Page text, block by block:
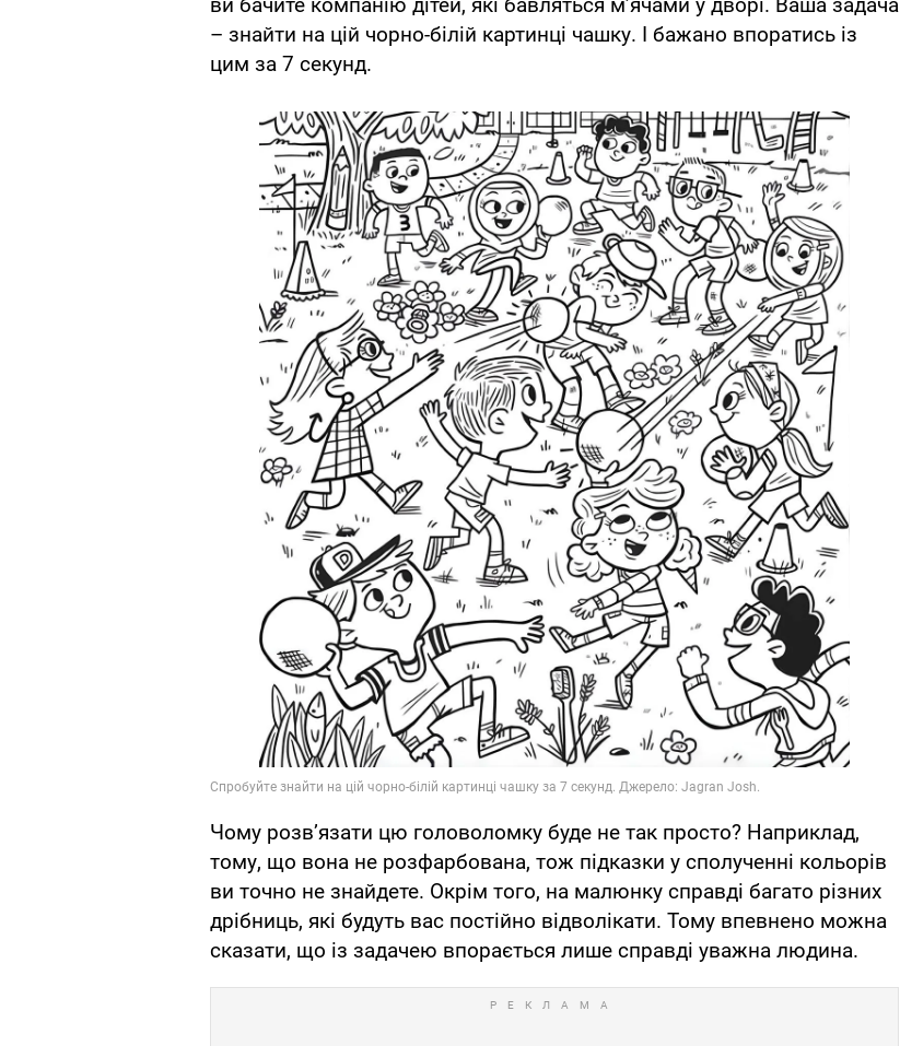
ви бачите компанію дітей, які бавляться м’ячами у дворі. Ваша задача
– знайти на цій чорно-білій картинці чашку. І бажано впоратись із
цим за 7 секунд.
Чому розв’язати цю головоломку буде не так просто? Наприклад,
тому, що вона не розфарбована, тож підказки у сполученні кольорів
ви точно не знайдете. Окрім того, на малюнку справді багато різних
дрібниць, які будуть вас постійно відволікати. Тому впевнено можна
сказати, що із задачею впорається лише справді уважна людина.